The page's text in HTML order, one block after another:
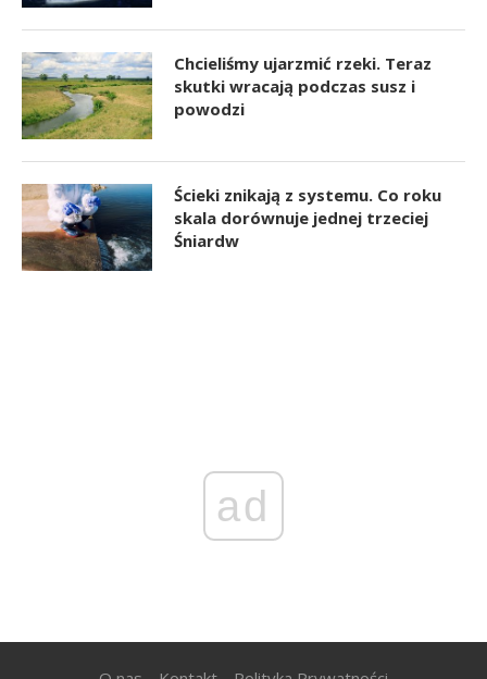
Chcieliśmy ujarzmić rzeki. Teraz
skutki wracają podczas susz i
powodzi
Ścieki znikają z systemu. Co roku
skala dorównuje jednej trzeciej
Śniardw
ad